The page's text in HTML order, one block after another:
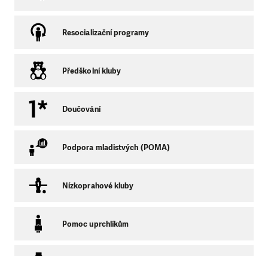
Resocializační programy
Předškolní kluby
Doučování
Podpora mladistvých (POMA)
Nízkoprahové kluby
Pomoc uprchlíkům